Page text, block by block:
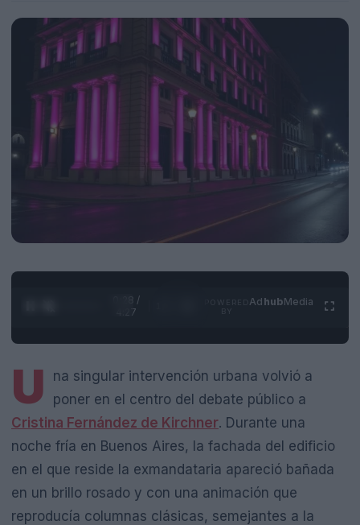
0:29 /
4:27
Ad hubMedia
U
na singular intervención urbana volvió a
poner en el centro del debate público a
Cristina Fernández de Kirchner. Durante una
noche fría en Buenos Aires, la fachada del edificio
en el que reside la exmandataria apareció bañada
en un brillo rosado y con una animación que
reproducía columnas clásicas, semejantes a la